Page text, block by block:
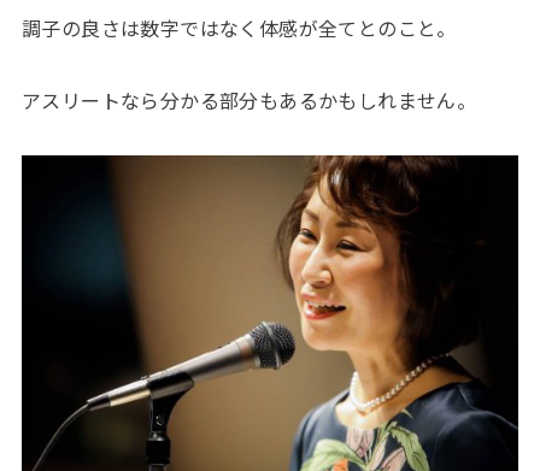
調子の良さは数字ではなく体感が全てとのこと。
アスリートなら分かる部分もあるかもしれません。